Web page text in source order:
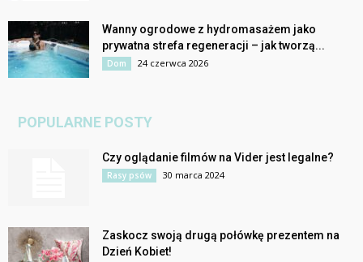
Wanny ogrodowe z hydromasażem jako
prywatna strefa regeneracji – jak tworzą...
Dom 24 czerwca 2026
POPULARNE POSTY
Czy oglądanie filmów na Vider jest legalne?
Rasy psów 30 marca 2024
Zaskocz swoją drugą połówkę prezentem na
Dzień Kobiet!